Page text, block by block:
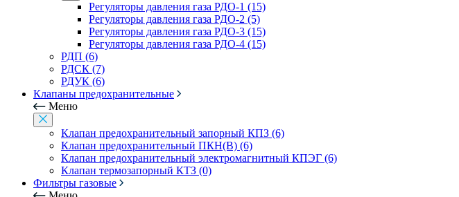
Регуляторы давления газа РДО-1 (15)
Регуляторы давления газа РДО-2 (5)
Регуляторы давления газа РДО-3 (15)
Регуляторы давления газа РДО-4 (15)
РДП (6)
РДСК (7)
РДУК (6)
Клапаны предохранительные
Меню
Клапан предохранительный запорный КПЗ (6)
Клапан предохранительный ПКН(В) (6)
Клапан предохранительный электромагнитный КПЭГ (6)
Клапан термозапорный КТЗ (0)
Фильтры газовые